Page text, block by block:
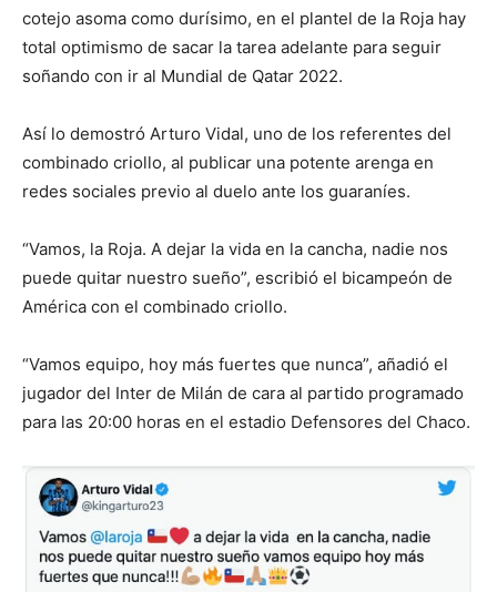
cotejo asoma como durísimo, en el plantel de la Roja hay
total optimismo de sacar la tarea adelante para seguir
soñando con ir al Mundial de Qatar 2022.
Así lo demostró Arturo Vidal, uno de los referentes del
combinado criollo, al publicar una potente arenga en
redes sociales previo al duelo ante los guaraníes.
“Vamos, la Roja. A dejar la vida en la cancha, nadie nos
puede quitar nuestro sueño”, escribió el bicampeón de
América con el combinado criollo.
“Vamos equipo, hoy más fuertes que nunca”, añadió el
jugador del Inter de Milán de cara al partido programado
para las 20:00 horas en el estadio Defensores del Chaco.